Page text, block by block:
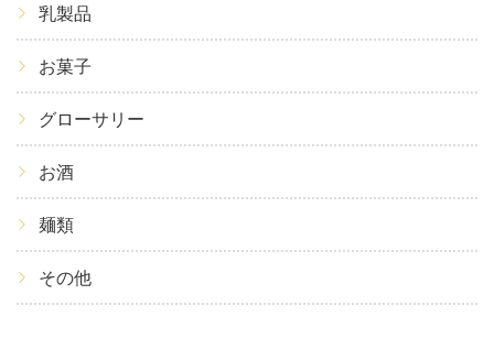
乳製品
お菓子
グローサリー
お酒
麺類
その他